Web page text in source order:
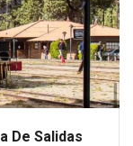
De Salidas